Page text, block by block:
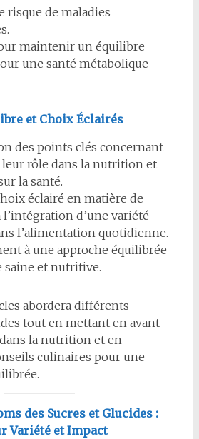
risque de maladies
maintenir un équilibre
une santé métabolique
et Choix Éclairés
des points clés concernant
leur rôle dans la nutrition et
la santé.
éclairé en matière de
l’intégration d’une variété
l’alimentation quotidienne.
à une approche équilibrée
saine et nutritive.
abordera différents
tout en mettant en avant
la nutrition et en
culinaires pour une
des Sucres et Glucides :
Variété et Impact